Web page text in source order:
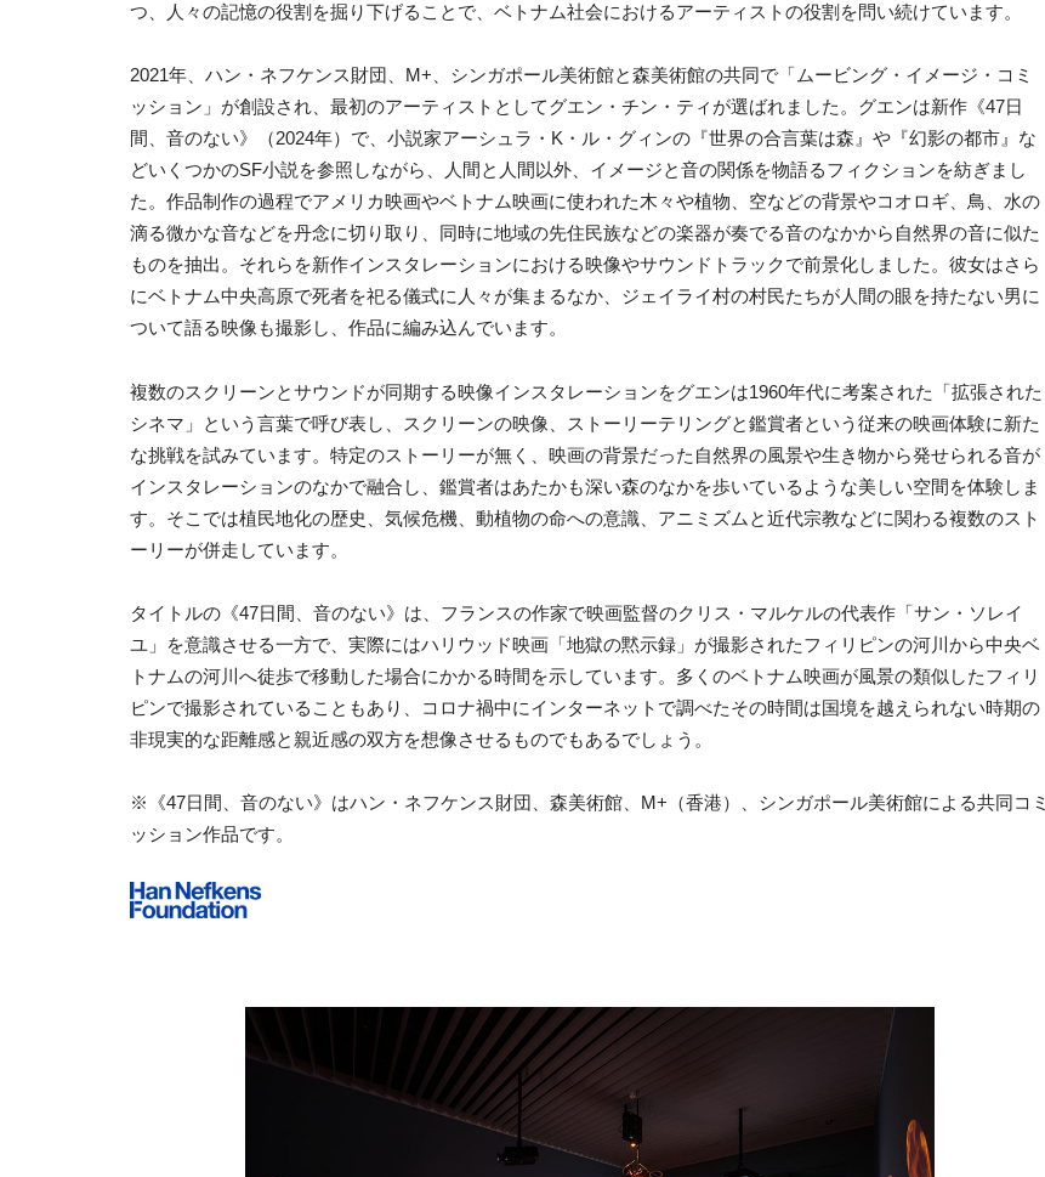
つ、人々の記憶の役割を掘り下げることで、ベトナム社会におけるアーティストの役割を問い続けています。
2021年、ハン・ネフケンス財団、M+、シンガポール美術館と森美術館の共同で「ムービング・イメージ・コミ
ッション」が創設され、最初のアーティストとしてグエン・チン・ティが選ばれました。グエンは新作《47日
間、音のない》（2024年）で、小説家アーシュラ・K・ル・グィンの『世界の合言葉は森』や『幻影の都市』な
どいくつかのSF小説を参照しながら、人間と人間以外、イメージと音の関係を物語るフィクションを紡ぎまし
た。作品制作の過程でアメリカ映画やベトナム映画に使われた木々や植物、空などの背景やコオロギ、鳥、水の
滴る微かな音などを丹念に切り取り、同時に地域の先住民族などの楽器が奏でる音のなかから自然界の音に似た
ものを抽出。それらを新作インスタレーションにおける映像やサウンドトラックで前景化しました。彼女はさら
にベトナム中央高原で死者を祀る儀式に人々が集まるなか、ジェイライ村の村民たちが人間の眼を持たない男に
ついて語る映像も撮影し、作品に編み込んでいます。
複数のスクリーンとサウンドが同期する映像インスタレーションをグエンは1960年代に考案された「拡張された
シネマ」という言葉で呼び表し、スクリーンの映像、ストーリーテリングと鑑賞者という従来の映画体験に新た
な挑戦を試みています。特定のストーリーが無く、映画の背景だった自然界の風景や生き物から発せられる音が
インスタレーションのなかで融合し、鑑賞者はあたかも深い森のなかを歩いているような美しい空間を体験しま
す。そこでは植民地化の歴史、気候危機、動植物の命への意識、アニミズムと近代宗教などに関わる複数のスト
ーリーが併走しています。
タイトルの《47日間、音のない》は、フランスの作家で映画監督のクリス・マルケルの代表作「サン・ソレイ
ユ」を意識させる一方で、実際にはハリウッド映画「地獄の黙示録」が撮影されたフィリピンの河川から中央ベ
トナムの河川へ徒歩で移動した場合にかかる時間を示しています。多くのベトナム映画が風景の類似したフィリ
ピンで撮影されていることもあり、コロナ禍中にインターネットで調べたその時間は国境を越えられない時期の
非現実的な距離感と親近感の双方を想像させるものでもあるでしょう。
※《47日間、音のない》はハン・ネフケンス財団、森美術館、M+（香港）、シンガポール美術館による共同コミ
ッション作品です。